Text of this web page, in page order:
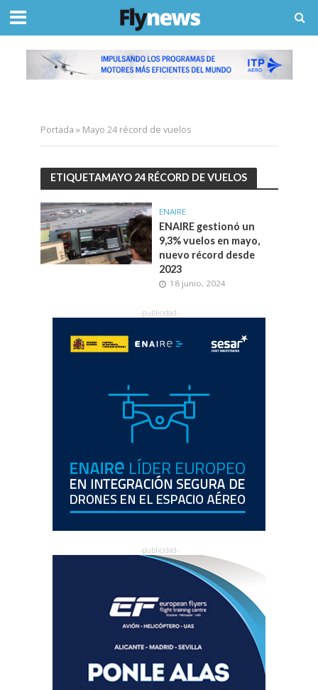
Portada » Mayo 24 récord de vuelos
ETIQUETAMAYO 24 RÉCORD DE VUELOS
ENAIRE
ENAIRE gestionó un
9,3% vuelos en mayo,
nuevo récord desde
2023
18 junio, 2024